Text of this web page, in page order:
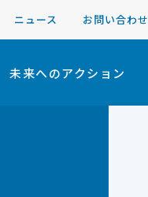
ニュース お問い合わせ
未来へのアクション